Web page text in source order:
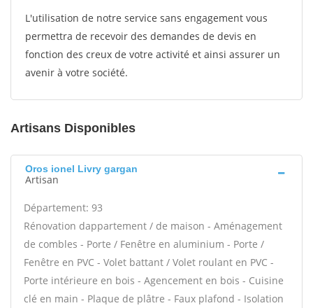
L'utilisation de notre service sans engagement vous
permettra de recevoir des demandes de devis en
fonction des creux de votre activité et ainsi assurer un
avenir à votre société.
Artisans Disponibles
Oros ionel Livry gargan
Artisan
Département: 93
Rénovation dappartement / de maison - Aménagement
de combles - Porte / Fenêtre en aluminium - Porte /
Fenêtre en PVC - Volet battant / Volet roulant en PVC -
Porte intérieure en bois - Agencement en bois - Cuisine
clé en main - Plaque de plâtre - Faux plafond - Isolation